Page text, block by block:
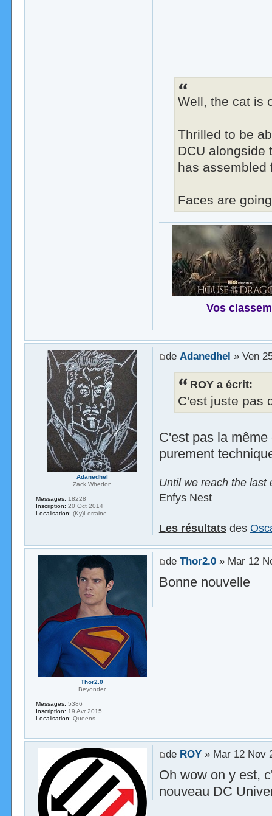
Well, the cat is
Thrilled to be
DCU alongside
has assembled
Faces are
Vos
de Adanedhel » Ven
ROY a écrit:
C'est juste pas
C'est pas la
purement
Until we reach the last
Enfys Nest
Les résultatsdes
Adanedhel
Zack Whedon
Messages: 18228
Inscription: 20 Oct 2014
Localisation: (Ky)Lorraine
de Thor2.0» Mar 12
Bonne nouvelle
Thor2.0
Beyonder
Messages: 5386
Inscription: 19 Avr 2015
Localisation: Queens
de ROY» Mar 12 Nov
Oh wow on y est,
nouveau DC